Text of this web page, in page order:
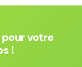
votre
!